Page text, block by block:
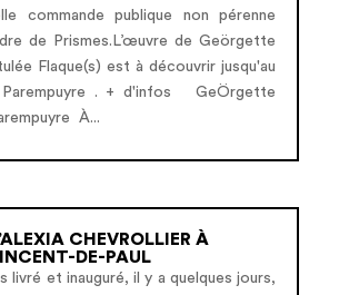
commande publique non pérenne
de Prismes.L’œuvre de Geörgette
Flaque(s) est à découvrir jusqu'au
. + d'infos GeÖrgette
À...
CHEVROLLIER À
DE-PAUL
livré et inauguré, il y a quelques jours,